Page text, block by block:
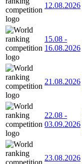
12.08.2026
15.08 -
16.08.2026
21.08.2026
22.08 -
03.09.2026
23.08.2026